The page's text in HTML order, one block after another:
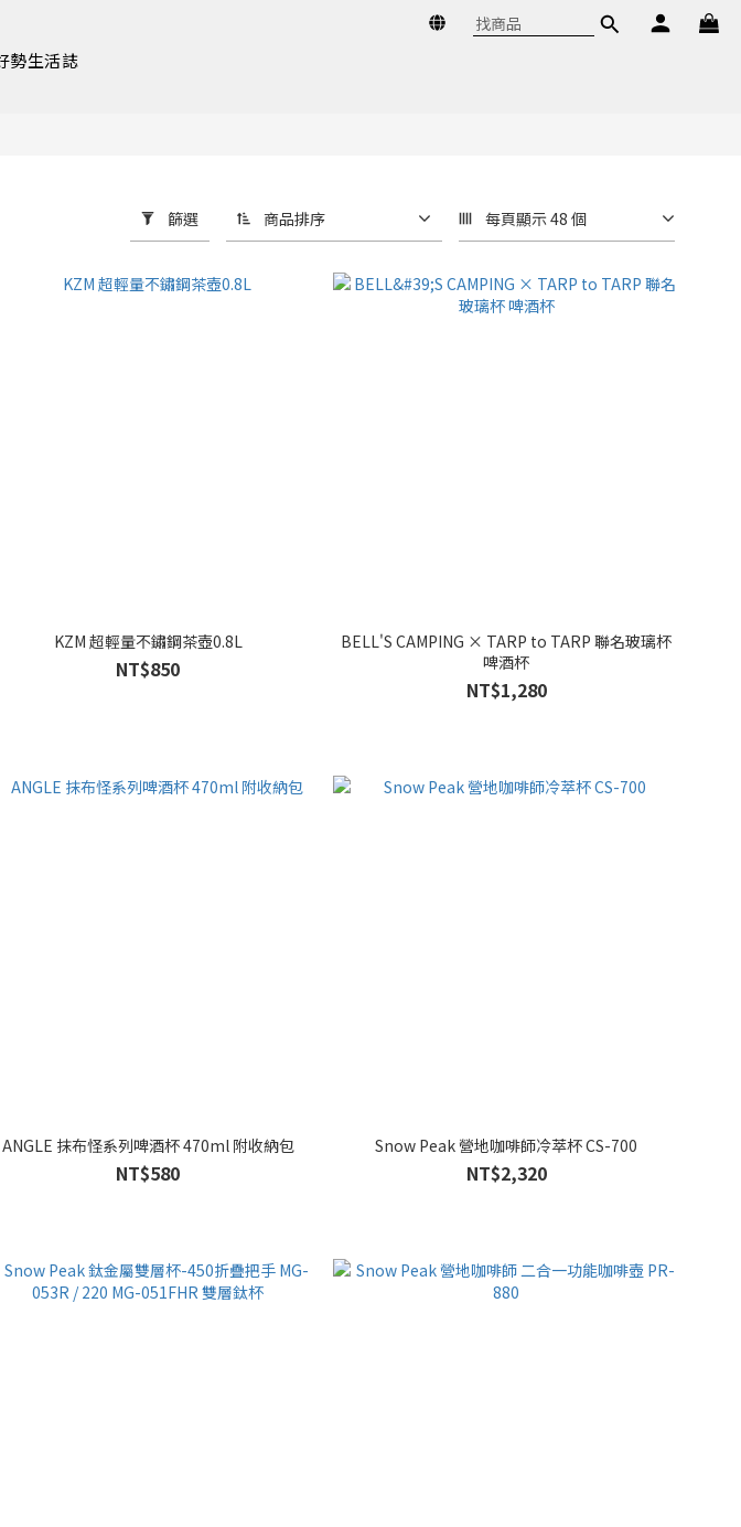
勢生活誌
篩選 商品排序 每頁顯示 48 個
KZM 超輕量不鏽鋼茶壺0.8L
NT$850
BELL'S CAMPING × TARP to TARP 聯名玻璃杯
啤酒杯
NT$1,280
ANGLE 抹布怪系列啤酒杯 470ml 附收納包
NT$580
Snow Peak 營地咖啡師冷萃杯 CS-700
NT$2,320